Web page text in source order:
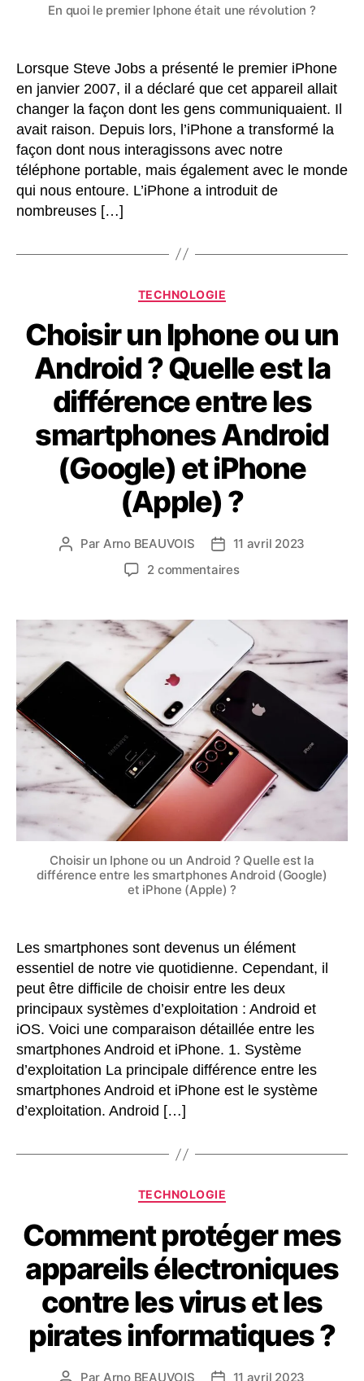
En quoi le premier Iphone était une révolution ?
Lorsque Steve Jobs a présenté le premier iPhone
en janvier 2007, il a déclaré que cet appareil allait
changer la façon dont les gens communiquaient. Il
avait raison. Depuis lors, l’iPhone a transformé la
façon dont nous interagissons avec notre
téléphone portable, mais également avec le monde
qui nous entoure. L’iPhone a introduit de
nombreuses […]
Catégories
TECHNOLOGIE
Choisir un Iphone ou un
Android ? Quelle est la
différence entre les
smartphones Android
(Google) et iPhone
(Apple) ?
Auteur
Par Arno BEAUVOIS
Date
de
11 avril 2023
2 commentairessur
Iphone
ou
un
Android
Quelle
la
différence
entre
les
smartphones
Android
(Google)
et
Choisir un Iphone ou un Android ? Quelle est la
différence entre les smartphones Android (Google)
et iPhone (Apple) ?
Les smartphones sont devenus un élément
essentiel de notre vie quotidienne. Cependant, il
peut être difficile de choisir entre les deux
principaux systèmes d’exploitation : Android et
iOS. Voici une comparaison détaillée entre les
smartphones Android et iPhone. 1. Système
d’exploitation La principale différence entre les
smartphones Android et iPhone est le système
d’exploitation. Android […]
Catégories
TECHNOLOGIE
Comment protéger mes
appareils électroniques
contre les virus et les
pirates informatiques ?
Par Arno BEAUVOIS
11 avril 2023